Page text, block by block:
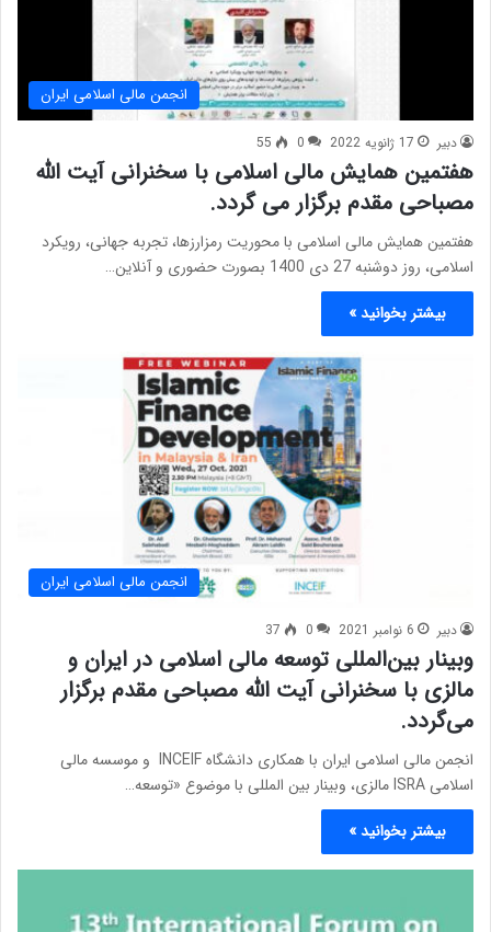
انجمن مالی اسلامی ایران
دبیر 17 ژانویه 2022 0
55
هفتمین همایش مالی اسلامی با سخنرانی آیت الله
مصباحی مقدم برگزار می گردد.
هفتمین همایش مالی اسلامی با محوریت رمزارزها، تجربه جهانی، رویکرد
اسلامی، روز دوشنبه 27 دی 1400 بصورت حضوری و آنلاین…
بیشتر بخوانید »
انجمن مالی اسلامی ایران
دبیر 6 نوامبر 2021 0
37
وبینار بین‌المللی توسعه مالی اسلامی در ایران و
مالزی با سخنرانی آیت الله مصباحی مقدم برگزار
می‌گردد.
انجمن مالی اسلامی ایران با همکاری دانشگاه INCEIF و موسسه مالی
اسلامی ISRA مالزی، وبینار بین المللی با موضوع «توسعه…
بیشتر بخوانید »